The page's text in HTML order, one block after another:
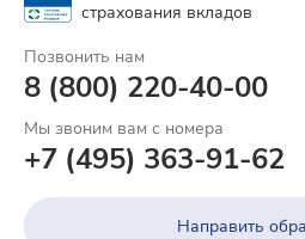
страхования вкладов
Направить
Позвонить нам
8 (800) 220-40-00
Мы звоним вам с номера
+7 (495) 363-91-62